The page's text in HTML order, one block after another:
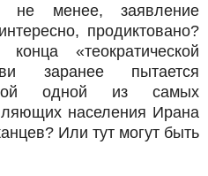
не менее, заявление
продиктовано?
«теократической
заранее пытается
одной из самых
населения Ирана
Или тут могут быть